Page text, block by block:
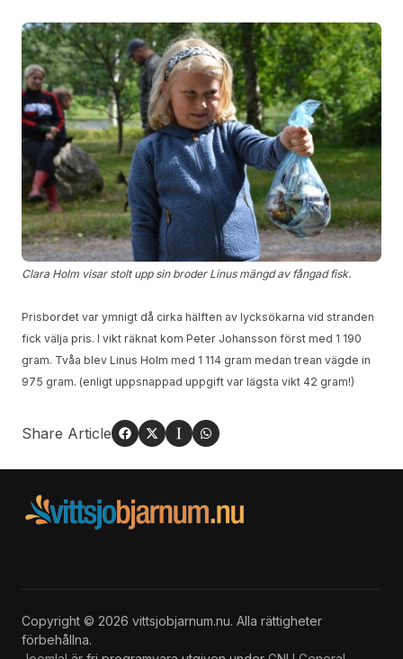
Clara Holm visar stolt upp sin broder Linus mängd av fångad fisk.
Prisbordet var ymnigt då cirka hälften av lycksökarna vid stranden
fick välja pris. I vikt räknat kom Peter Johansson först med 1 190
gram. Tvåa blev Linus Holm med 1 114 gram medan trean vägde in
975 gram. (enligt uppsnappad uppgift var lägsta vikt 42 gram!)
Share Article
Copyright © 2026 vittsjobjarnum.nu. Alla rättigheter
förbehållna.